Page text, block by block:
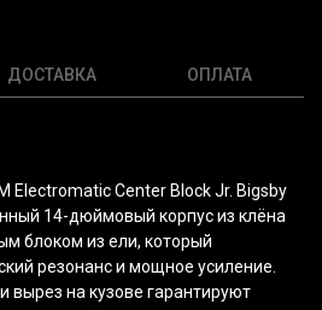
ДОСТАВКА ОПЛАТА
Electromatic Center Block Jr. Bigsby
14-дюймовый корпус из клёна
блоком из ели, который
резонанс и мощное усиление.
вырез на кузове гарантируют